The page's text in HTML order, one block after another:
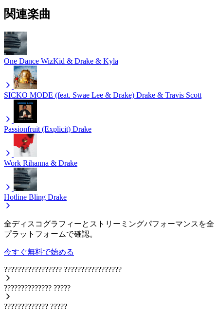
関連楽曲
One Dance WizKid & Drake & Kyla
SICKO MODE (feat. Swae Lee & Drake) Drake & Travis Scott
Passionfruit (Explicit) Drake
Work Rihanna & Drake
Hotline Bling Drake
全ディスコグラフィーとストリーミングパフォーマンスを全
プラットフォームで確認。
今すぐ無料で始める
????????????????? ?????????????????
?????????????? ?????
????????????? ?????